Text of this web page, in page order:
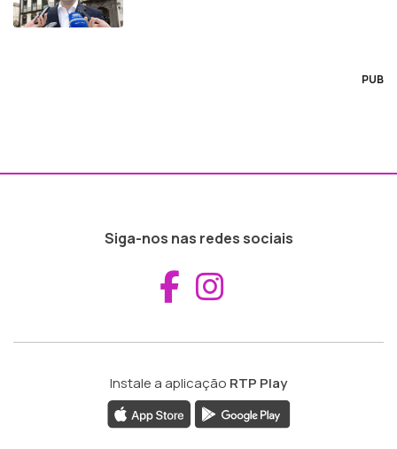
PUB
Siga-nos nas redes sociais
Aceder ao
Instale a aplicação RTP Play